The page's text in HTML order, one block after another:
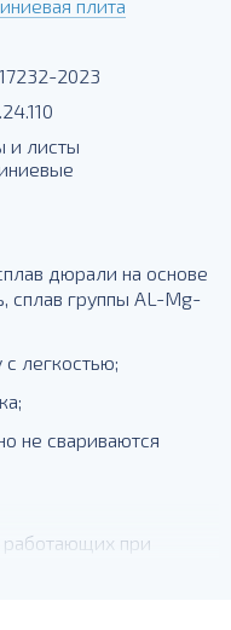
плита
2023
и листы
дюрали на основе
сплав группы AL-Mg-
с легкостью;
не свариваются
работающих при